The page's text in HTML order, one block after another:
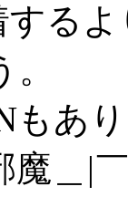
する
もあ
魔＿|